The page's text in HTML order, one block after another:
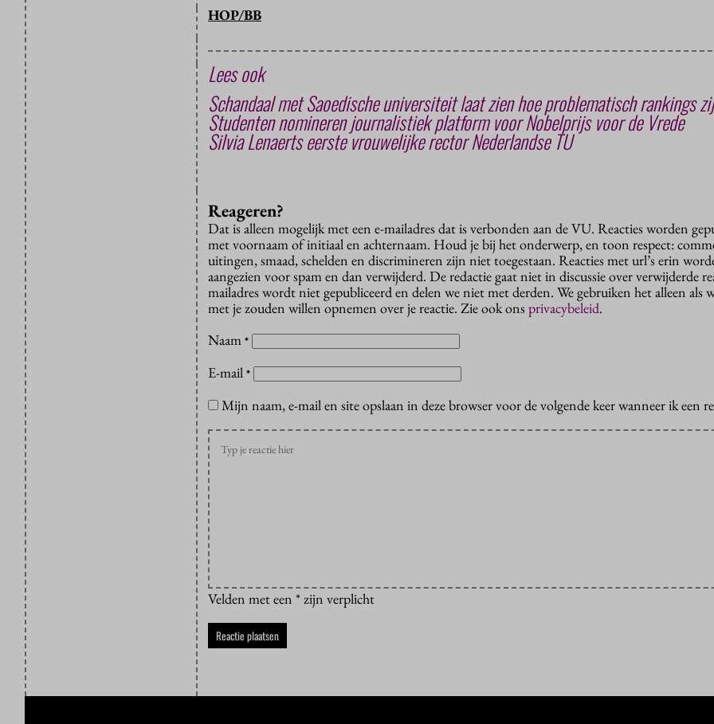
HOP/BB
Lees ook
Schandaal met Saoedische universiteit laat zien hoe problematisch rankings
Studenten nomineren journalistiek platform voor Nobelprijs voor de Vrede
Silvia Lenaerts eerste vrouwelijke rector Nederlandse TU
Reageren?
Dat is alleen mogelijk met een e-mailadres dat is verbonden aan de VU. Reacties worden
met voornaam of initiaal en achternaam. Houd je bij het onderwerp, en toon respect:
uitingen, smaad, schelden en discrimineren zijn niet toegestaan. Reacties met url’s erin
aangezien voor spam en dan verwijderd. De redactie gaat niet in discussie over verwijderde
mailadres wordt niet gepubliceerd en delen we niet met derden. We gebruiken het alleen als
met je zouden willen opnemen over je reactie. Zie ook onsprivacybeleid.
Naam *
E-mail *
Mijn naam, e-mail en site opslaan in deze browser voor de volgende keer wanneer ik een
Velden met een * zijn verplicht